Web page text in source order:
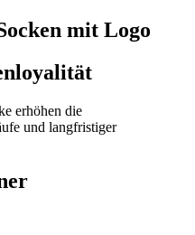
mit Logo
erhöhen die
und langfristiger